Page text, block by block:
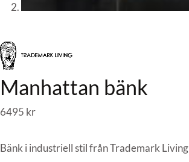
Manhattan bänk
6495 kr
Bänk i industriell stil från Trademark Living